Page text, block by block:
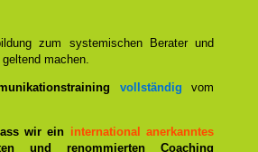
zum systemischen Berater und
machen.
vollständig vom
wir ein international anerkanntes
und renommierten Coaching